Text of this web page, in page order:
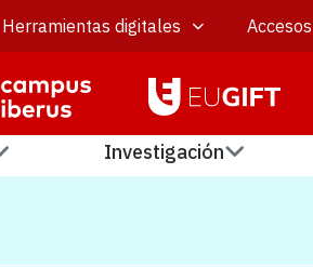
Herramientas digitales
Investigación